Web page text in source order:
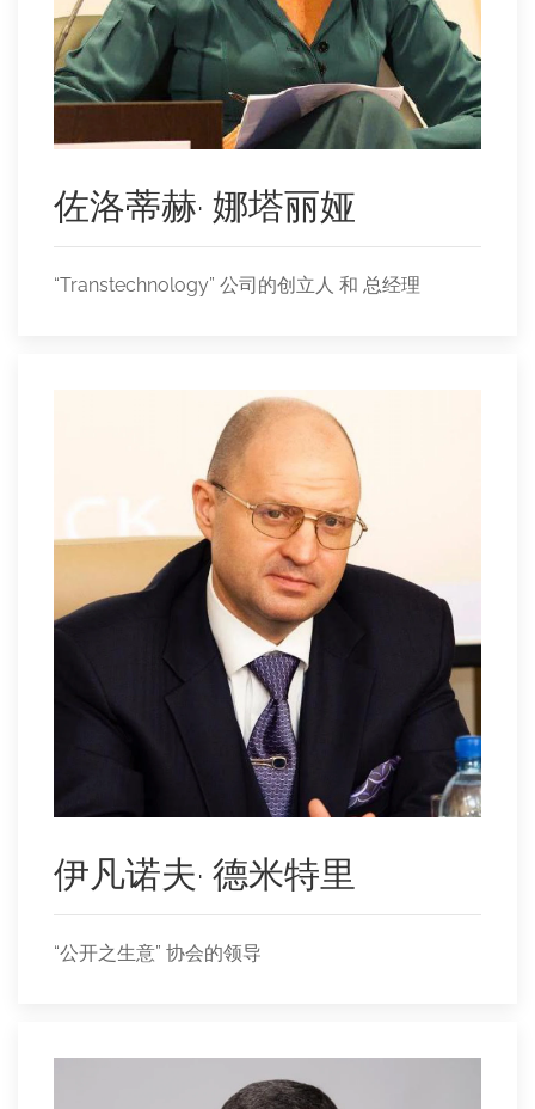
佐洛蒂赫· 娜塔丽娅
“Transtechnology” 公司的创立人 和 总经理
伊凡诺夫· 德米特里
“公开之生意” 协会的领导